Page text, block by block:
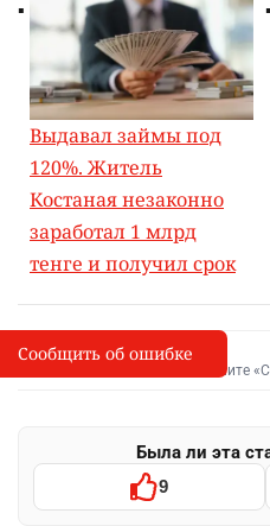
Выдавал займы под
120%. Житель
Костаная незаконно
заработал 1 млрд
тенге и получил срок
I
Сообщить об опечатке
Выделите фрагмент и нажмите
Была ли эта
9
Сообщить об ошибке